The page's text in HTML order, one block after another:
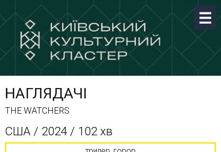
НАГЛЯДАЧІ
THE WATCHERS
США / 2024 / 102 хв